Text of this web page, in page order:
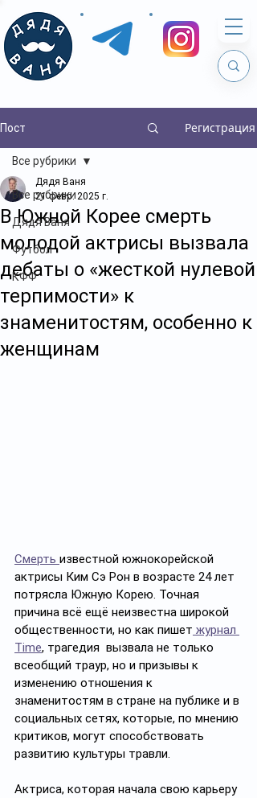
Пост Регистрация
Все рубрики
Дядя Ваня
Футбол
КФФ
Все рубрики
В Южной Корее смерть
молодой актрисы вызвала
дебаты о «жесткой нулевой
терпимости» к
знаменитостям, особенно к
женщинам
Дядя Ваня
21 февр. 2025 г.
Смерть известной южнокорейской
актрисы Ким Сэ Рон в возрасте 24 лет
потрясла Южную Корею. Точная
причина всё ещё неизвестна широкой
общественности, но как пишет журнал
Time, трагедия  вызвала не только
всеобщий траур, но и призывы к
изменению отношения к
знаменитостям в стране на публике и в
социальных сетях, которые, по мнению
критиков, могут способствовать
развитию культуры травли.
Актриса, которая начала свою карьеру